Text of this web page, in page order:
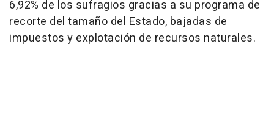
6,92% de los sufragios gracias a su programa de
recorte del tamaño del Estado, bajadas de
impuestos y explotación de recursos naturales.